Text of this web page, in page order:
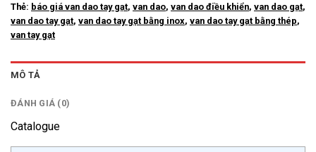
Thẻ: báo giá van dao tay gạt, van dao, van dao điều khiển, van dao gạt,
van dao tay gạt, van dao tay gạt bằng inox, van dao tay gạt bằng thép,
van tay gạt
MÔ TẢ
ĐÁNH GIÁ (0)
Catalogue